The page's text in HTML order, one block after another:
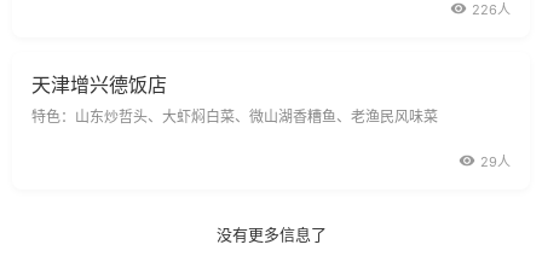
226人
天津增兴德饭店
特色：山东炒哲头、大虾焖白菜、微山湖香糟鱼、老渔民风味菜
29人
没有更多信息了